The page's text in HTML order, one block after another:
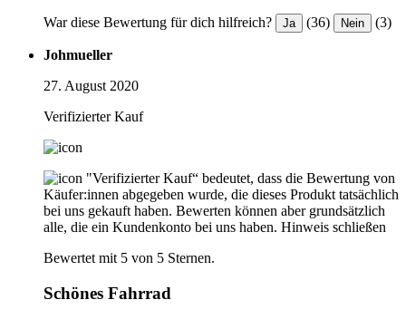
War diese Bewertung für dich hilfreich? Ja (36) Nein (3)
Johmueller
27. August 2020
Verifizierter Kauf
"Verifizierter Kauf“ bedeutet, dass die Bewertung von
Käufer:innen abgegeben wurde, die dieses Produkt tatsächlich
bei uns gekauft haben. Bewerten können aber grundsätzlich
alle, die ein Kundenkonto bei uns haben. Hinweis schließen
Bewertet mit 5 von 5 Sternen.
Schönes Fahrrad